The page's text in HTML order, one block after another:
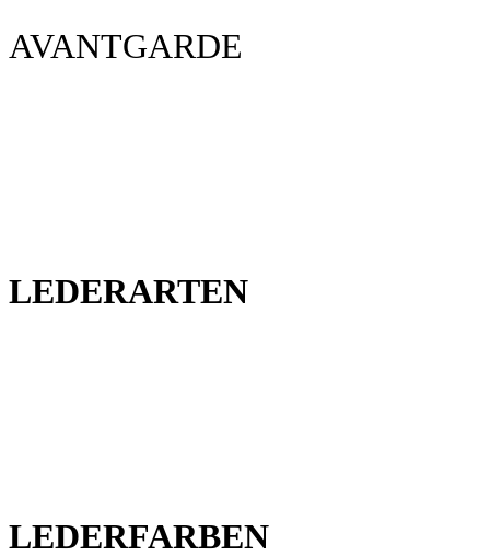
AVANTGARDE
LEDERARTEN
LEDERFARBEN